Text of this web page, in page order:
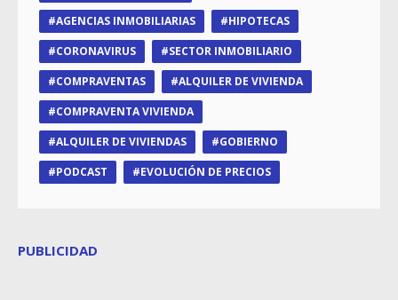
AGENCIAS INMOBILIARIAS
HIPOTECAS
CORONAVIRUS
SECTOR INMOBILIARIO
COMPRAVENTAS
ALQUILER DE VIVIENDA
COMPRAVENTA VIVIENDA
ALQUILER DE VIVIENDAS
GOBIERNO
PODCAST
EVOLUCIÓN DE PRECIOS
PUBLICIDAD